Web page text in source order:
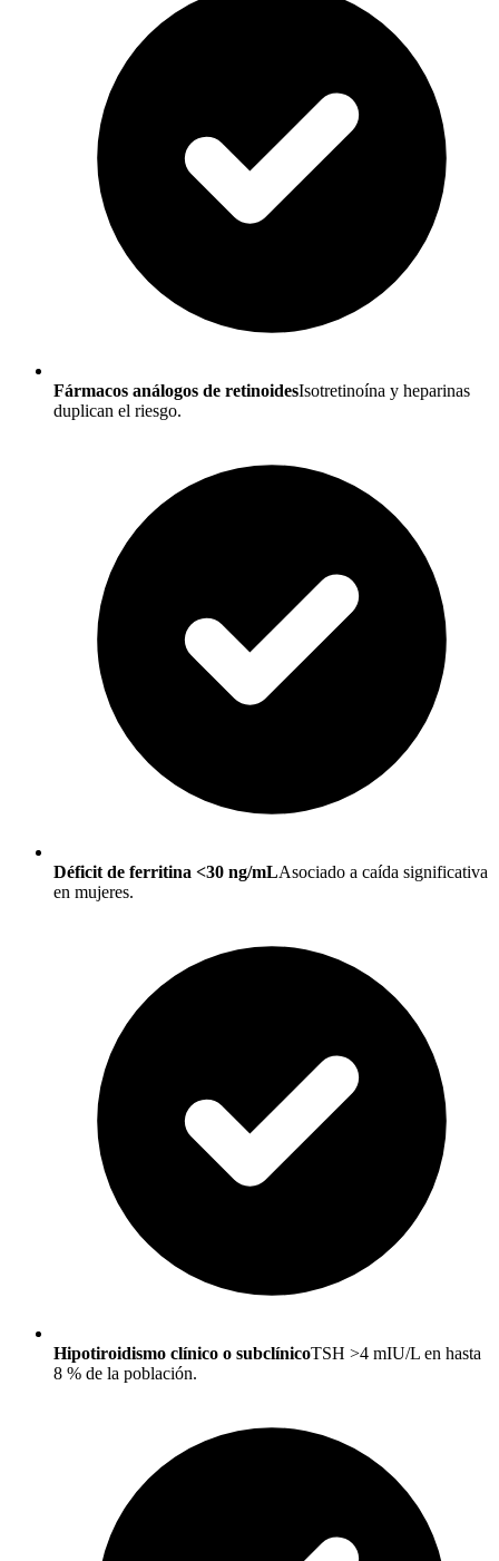
Fármacos análogos de retinoidesIsotretinoína y heparinas
duplican el riesgo.
Déficit de ferritina <30 ng/mLAsociado a caída significativa
en mujeres.
Hipotiroidismo clínico o subclínicoTSH >4 mIU/L en hasta
8 % de la población.